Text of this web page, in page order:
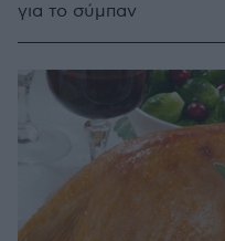
για το σύμπαν